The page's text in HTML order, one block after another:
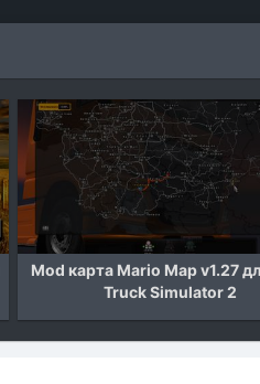
Mod карта Mario Map v1.27
Truck Simulator 2